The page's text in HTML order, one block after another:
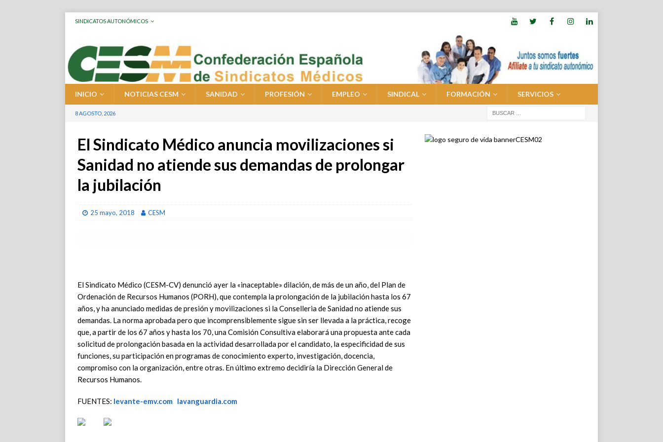
SINDICATOS AUTONÓMICOS
INICIO NOTICIAS CESM SANIDAD PROFESIÓN EMPLEO SINDICAL FORMACIÓN SERVICIOS
8 AGOSTO, 2026
El Sindicato Médico anuncia movilizaciones si
Sanidad no atiende sus demandas de prolongar
la jubilación
25 mayo, 2018 CESM
El Sindicato Médico (CESM-CV) denunció ayer la «inaceptable» dilación, de más de un año, del Plan de
Ordenación de Recursos Humanos (PORH), que contempla la prolongación de la jubilación hasta los 67
años, y ha anunciado medidas de presión y movilizaciones si la Conselleria de Sanidad no atiende sus
demandas. La norma aprobada pero que incomprensiblemente sigue sin ser llevada a la práctica, recoge
que, a partir de los 67 años y hasta los 70, una Comisión Consultiva elaborará una propuesta ante cada
solicitud de prolongación basada en la actividad desarrollada por el candidato, la especificidad de sus
funciones, su participación en programas de conocimiento experto, investigación, docencia,
compromiso con la organización, entre otras. En último extremo decidiría la Dirección General de
Recursos Humanos.
FUENTES: levante-emv.com lavanguardia.com